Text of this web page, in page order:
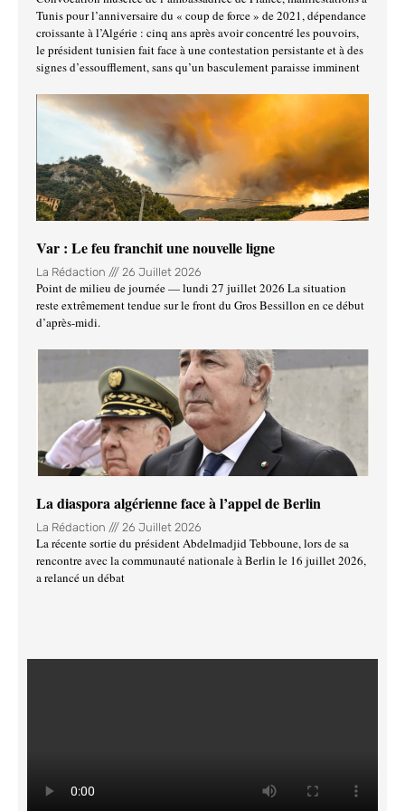
Tunis pour l’anniversaire du « coup de force » de 2021, dépendance
croissante à l’Algérie : cinq ans après avoir concentré les pouvoirs,
le président tunisien fait face à une contestation persistante et à des
signes d’essoufflement, sans qu’un basculement paraisse imminent
Var : Le feu franchit une nouvelle ligne
La Rédaction 26 Juillet 2026
Point de milieu de journée — lundi 27 juillet 2026 La situation
reste extrêmement tendue sur le front du Gros Bessillon en ce début
d’après-midi.
La diaspora algérienne face à l’appel de Berlin
La Rédaction 26 Juillet 2026
La récente sortie du président Abdelmadjid Tebboune, lors de sa
rencontre avec la communauté nationale à Berlin le 16 juillet 2026,
a relancé un débat